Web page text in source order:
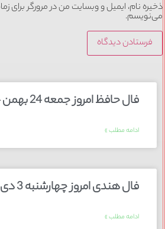
ذخیره نام، ایمیل و وبسایت من در مرورگر برای
می‌نویسم.
فال حافظ امروز جمعه 24 بهمن 1404
ادامه مطلب »
فال هندی امروز چهارشنبه 3 دی 1404
ادامه مطلب »